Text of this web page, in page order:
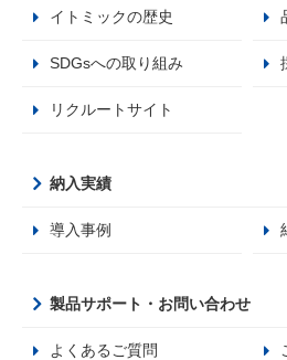
イトミックの歴史
SDGsへの取り組み
リクルートサイト
納入実績
導入事例
製品サポート・お問い合わせ
よくあるご質問